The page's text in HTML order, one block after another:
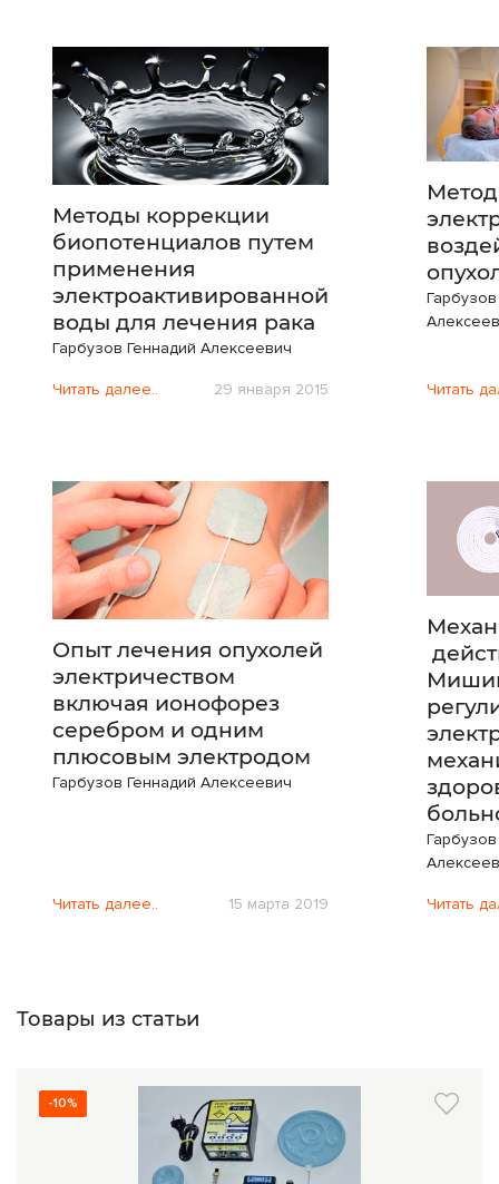
Методы коррекции
биопотенциалов путем
применения
электроактивированной
воды для лечения рака
Гарбузов Геннадий Алексеевич
Читать далее.. 29 января 2015 Читать
Опыт лечения опухолей
электричеством
включая ионофорез
серебром и одним
плюсовым электродом
Гарбузов Геннадий Алексеевич
Читать далее.. 15 марта 2019 Читать
Товары из статьи
-10%